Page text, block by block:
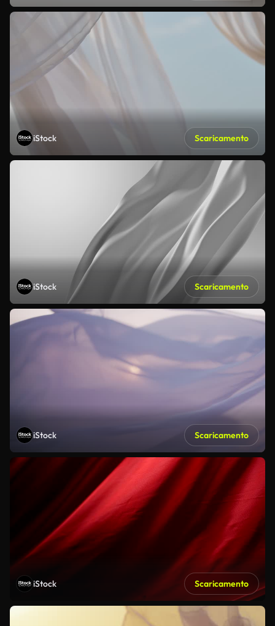
iStock Scaricamento
iStock Scaricamento
iStock Scaricamento
iStock Scaricamento